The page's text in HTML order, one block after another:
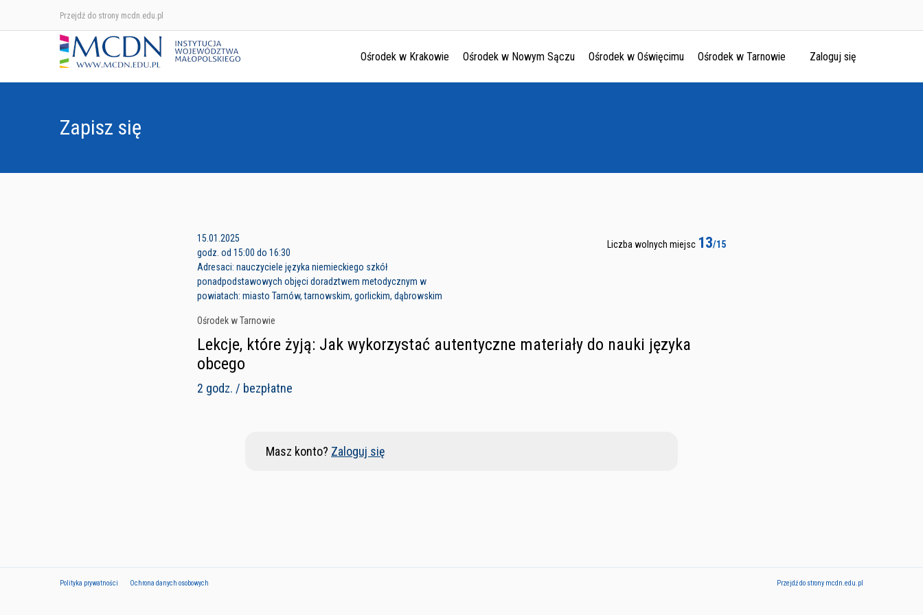
Przejdź do strony mcdn.edu.pl
Ośrodek w Krakowie Ośrodek w Nowym Sączu Ośrodek w Oświęcimu Ośrodek w Tarnowie Zaloguj się
Zapisz się
15.01.2025
godz. od 15:00 do 16:30
Adresaci: nauczyciele języka niemieckiego szkół
ponadpodstawowych objęci doradztwem metodycznym w
powiatach: miasto Tarnów, tarnowskim, gorlickim, dąbrowskim
Ośrodek w Tarnowie
Liczba wolnych miejsc 13/15
Lekcje, które żyją: Jak wykorzystać autentyczne materiały do nauki języka
obcego
2 godz. / bezpłatne
Masz konto? Zaloguj się
Polityka prywatności Ochrona danych osobowych Przejdź do strony mcdn.edu.pl
Ośrodek w Krakowie